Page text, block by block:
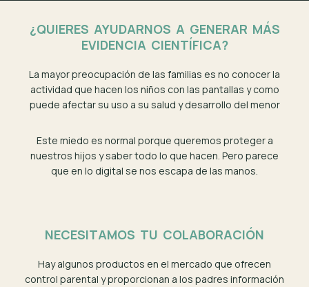
¿QUIERES AYUDARNOS A GENERAR MÁS
EVIDENCIA CIENTÍFICA?​
La mayor preocupación de las familias es no conocer la
actividad que hacen los niños con las pantallas y como
puede afectar su uso a su salud y desarrollo del menor
Este miedo es normal porque queremos proteger a
nuestros hijos y saber todo lo que hacen. Pero parece
que en lo digital se nos escapa de las manos.
NECESITAMOS TU COLABORACIÓN​
Hay algunos productos en el mercado que ofrecen
control parental y proporcionan a los padres información